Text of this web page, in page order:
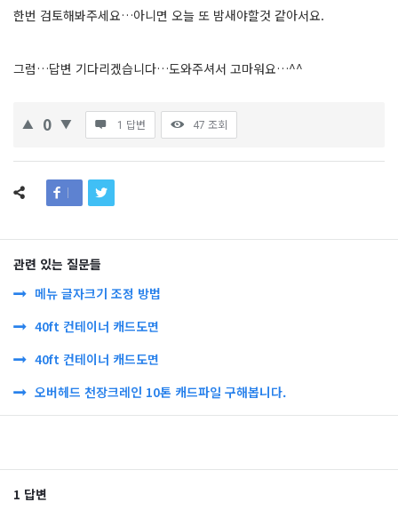
한번 검토해봐주세요…아니면 오늘 또 밤새야할것 같아서요.
그럼…답변 기다리겠습니다…도와주셔서 고마워요…^^
0 1 답변 47 조회
관련 있는 질문들
메뉴 글자크기 조정 방법
40ft 컨테이너 캐드도면
40ft 컨테이너 캐드도면
오버헤드 천장크레인 10톤 캐드파일 구해봅니다.
1 답변